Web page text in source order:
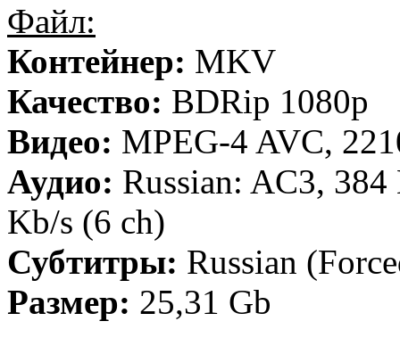
Файл:
Контейнер: MKV
Качество: BDRip 1080p
Видео: MPEG-4 AVC,
Аудио: Russian: AC3,
Kb/s (6 ch)
Субтитры: Russian
Размер: 25,31 Gb